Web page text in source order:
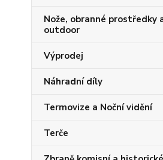
Nože, obranné prostředky
outdoor
Výprodej
Náhradní díly
Termovize a Noční vidění
Terče